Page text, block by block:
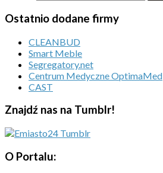
Ostatnio dodane firmy
CLEANBUD
Smart Meble
Segregatory.net
Centrum Medyczne OptimaMed
CAST
Znajdź nas na Tumblr!
O Portalu: